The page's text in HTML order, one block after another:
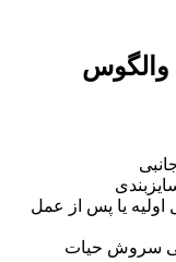
والگوس
یا پس از عمل
سروش حیات